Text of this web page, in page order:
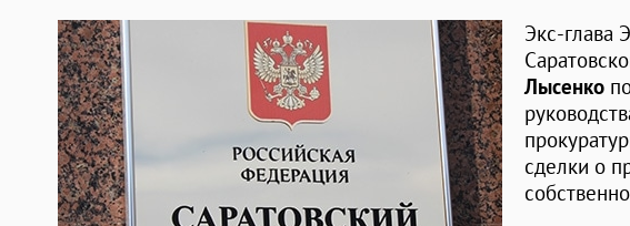
Экс-глава
Лысенко
сделки о